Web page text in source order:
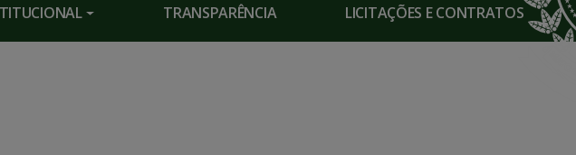
TRANSPARÊNCIA LICITAÇÕES E CONTRATOS